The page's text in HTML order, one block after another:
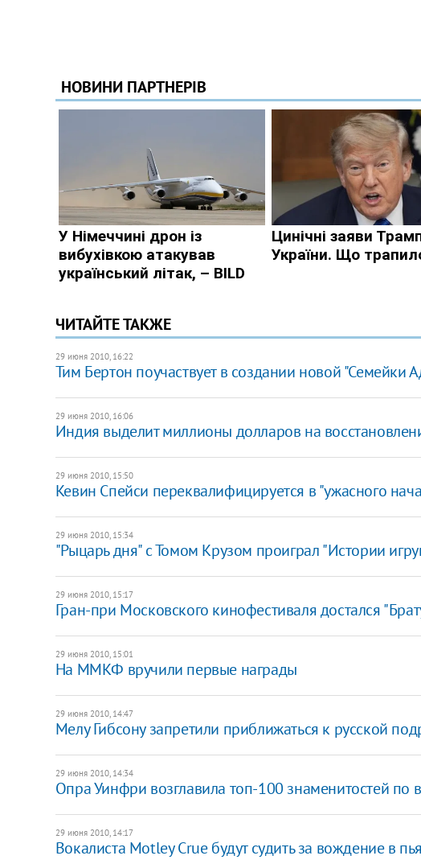
ЧИТАЙТЕ ТАКЖЕ
29 июня 2010, 16:22
Тим Бертон поучаствует в создании новой "Семейки
29 июня 2010, 16:06
Индия выделит миллионы долларов на
29 июня 2010, 15:50
Кевин Спейси переквалифицируется в "ужасного
29 июня 2010, 15:34
"Рыцарь дня" с Томом Крузом проиграл "Истории
29 июня 2010, 15:17
Гран-при Московского кинофестиваля достался
29 июня 2010, 15:01
На ММКФ вручили первые награды
29 июня 2010, 14:47
Мелу Гибсону запретили приближаться к русской
29 июня 2010, 14:34
Опра Уинфри возглавила топ-100 знаменитостей по
29 июня 2010, 14:17
Вокалиста Motley Crue будут судить за вождение в